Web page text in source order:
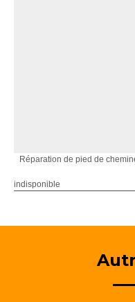
Réparation de pied de
indisponible